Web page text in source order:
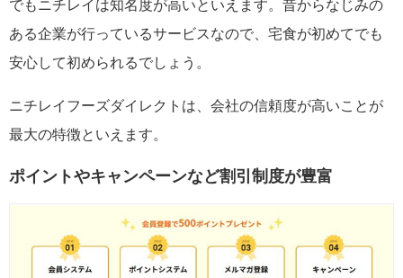
でもニチレイは知名度が高いといえます。昔からなじみの
ある企業が行っているサービスなので、宅食が初めてでも
安心して初められるでしょう。
ニチレイフーズダイレクトは、会社の信頼度が高いことが
最大の特徴といえます。
ポイントやキャンペーンなど割引制度が豊富